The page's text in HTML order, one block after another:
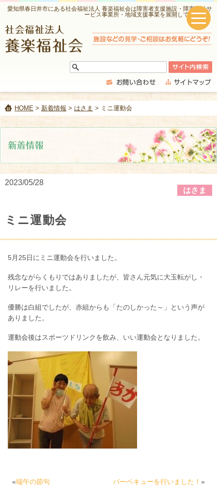
愛知県春日井市にある社会福祉法人 養楽福祉会は障害者支援施設・障害福祉サ
ービス事業所・地域支援事業を展開しています。
HOME > 新着情報 > はさま > ミニ運動会
2023/05/28
はさま
ミニ運動会
5月25日にミニ運動会を行いました。
残念ながらくもりではありましたが、皆さん元気に大玉転がし・
リレーを行いました。
優勝は白組でしたが、赤組からも「たのしかった～」という声が
ありました。
運動会後はスポーツドリンクを飲み、いい運動会となりました。
«端午の節句 バーベキューを行いました！ »